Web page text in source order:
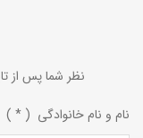
نظر شما پس از
نام و نام خانوادگی ( * )